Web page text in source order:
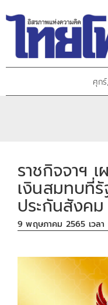
ศุก
ราชกิจจาฯ
เงินสมทบที่
ประกันสังคม
9 พฤษภาคม 2565 เวลา